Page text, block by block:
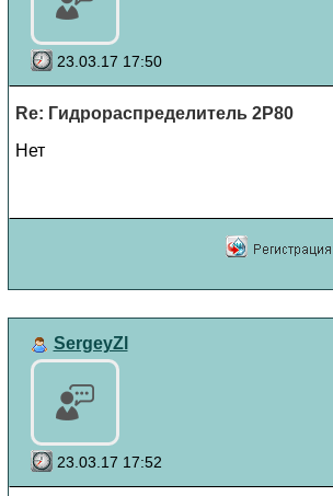
23.03.17 17:50
Re: Гидрораспределитель 2Р80
Нет
SergeyZl
23.03.17 17:52